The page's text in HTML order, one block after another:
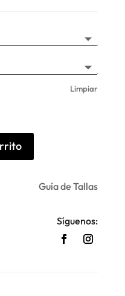
Limpiar
Guía de Tallas
Síguenos: